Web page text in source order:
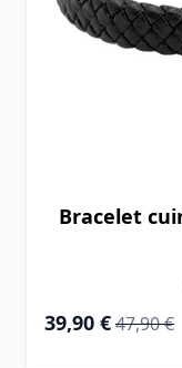
Bracelet
Prix Spécial
39,90 € Prix
47,90 €